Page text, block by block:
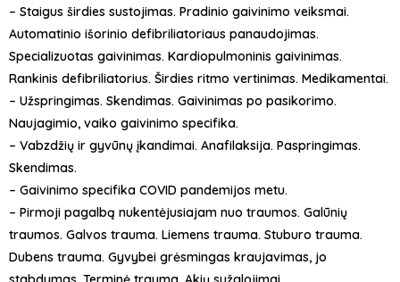
– Staigus širdies sustojimas. Pradinio gaivinimo veiksmai.
Automatinio išorinio defibriliatoriaus panaudojimas.
Specializuotas gaivinimas. Kardiopulmoninis gaivinimas.
Rankinis defibriliatorius. Širdies ritmo vertinimas. Medikamentai.
– Užspringimas. Skendimas. Gaivinimas po pasikorimo.
Naujagimio, vaiko gaivinimo specifika.
– Vabzdžių ir gyvūnų įkandimai. Anafilaksija. Paspringimas.
Skendimas.
– Gaivinimo specifika COVID pandemijos metu.
– Pirmoji pagalbą nukentėjusiajam nuo traumos. Galūnių
traumos. Galvos trauma. Liemens trauma. Stuburo trauma.
Dubens trauma. Gyvybei grėsmingas kraujavimas, jo